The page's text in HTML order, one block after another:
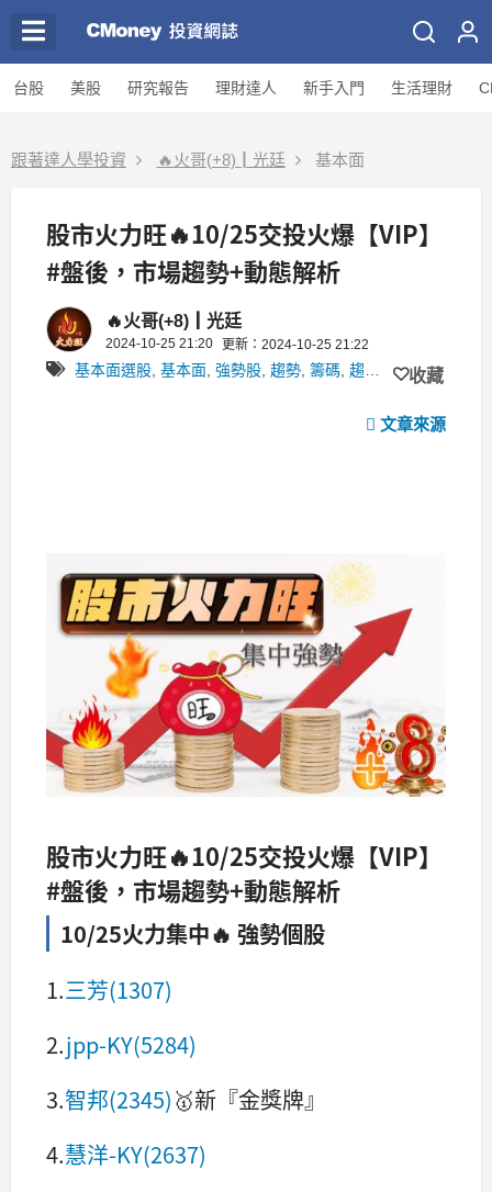
台股 美股 研究報告 理財達人 新手入門 生活理財
跟著達人學投資 🔥火哥(+8)┃光廷 基本面
股市火力旺🔥10/25交投火爆【VIP】
#盤後，市場趨勢+動態解析
🔥火哥(+8)┃光廷
2024-10-25 21:20 更新：2024-10-25 21:22
基本面選股 基本面 強勢股 趨勢 籌碼 趨勢文 ,教學文
收藏
文章來源
股市火力旺🔥10/25交投火爆【VIP】
#盤後，市場趨勢+動態解析
10/25火力集中🔥 強勢個股
1.三芳(1307)
2.jpp-KY(5284)
3.智邦(2345)🥇新『金獎牌』
4.慧洋-KY(2637)